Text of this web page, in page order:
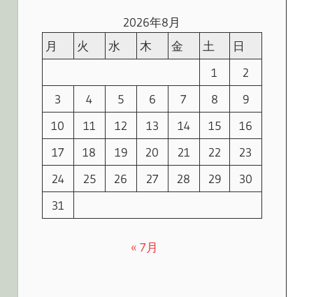
2026年8月
月
火 水 木 金 土
日
1
2
3
4 5 6 7 8
9
10
11 12 13 14 15
16
17
18 19 20 21 22
23
24
25 26 27 28 29
30
31
« 7月